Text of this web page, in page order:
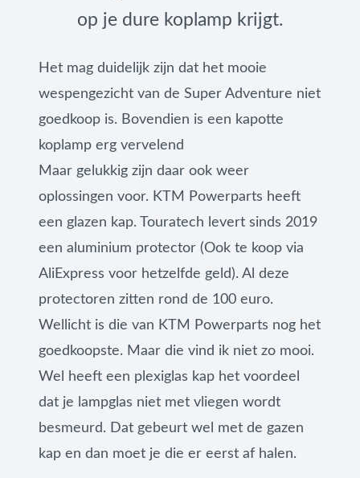
op je dure koplamp krijgt.
Het mag duidelijk zijn dat het mooie
wespengezicht van de Super Adventure niet
goedkoop is. Bovendien is een kapotte
koplamp erg vervelend
Maar gelukkig zijn daar ook weer
oplossingen voor. KTM Powerparts heeft
een glazen kap. Touratech levert sinds 2019
een aluminium protector (Ook te koop via
AliExpress voor hetzelfde geld). Al deze
protectoren zitten rond de 100 euro.
Wellicht is die van KTM Powerparts nog het
goedkoopste. Maar die vind ik niet zo mooi.
Wel heeft een plexiglas kap het voordeel
dat je lampglas niet met vliegen wordt
besmeurd. Dat gebeurt wel met de gazen
kap en dan moet je die er eerst af halen.